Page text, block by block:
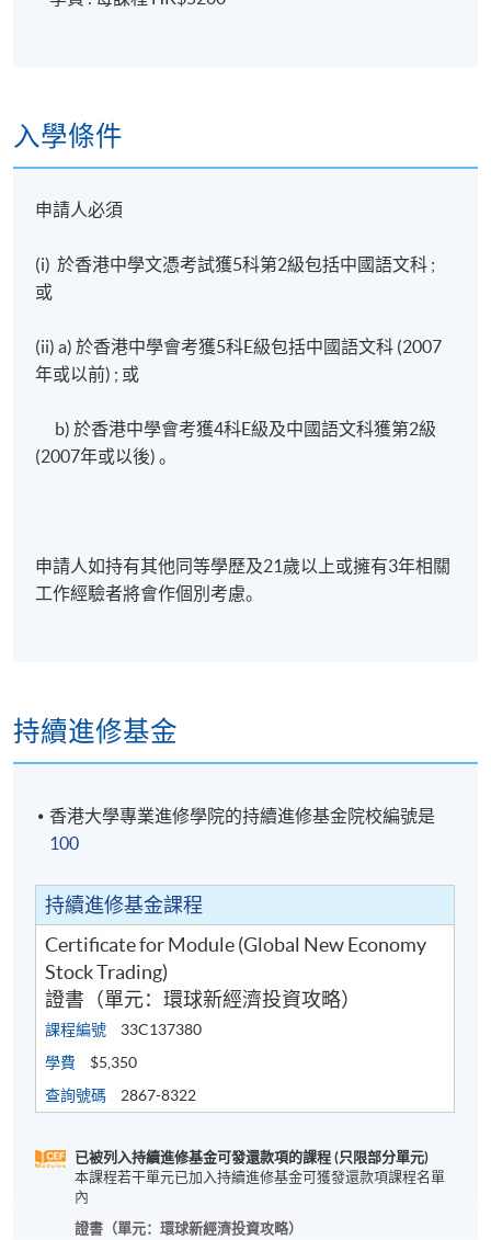
入學條件
申請人必須
(i) 於香港中學文憑考試獲5科第2級包括中國語文科 ;
或
(ii) a) 於香港中學會考獲5科E級包括中國語文科 (2007
年或以前) ; 或
b) 於香港中學會考獲4科E級及中國語文科獲第2級
(2007年或以後) 。
申請人如持有其他同等學歷及21歲以上或擁有3年相關
工作經驗者將會作個別考慮。
持續進修基金
香港大學專業進修學院的持續進修基金院校編號是
100
持續進修基金課程
Certificate for Module (Global New Economy
Stock Trading)
證書（單元：環球新經濟投資攻略）
課程編號
33C137380
學費
$5,350
查詢號碼
2867-8322
已被列入持續進修基金可發還款項的課程 (只限部分單元)
本課程若干單元已加入持續進修基金可獲發還款項課程名單
內
證書（單元：環球新經濟投資攻略）